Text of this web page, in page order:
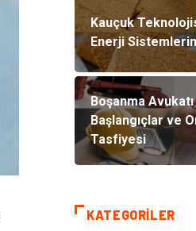
Kauçuk
Enerji
Boşanma
Başlangıçlar ve
Tasfiyesi
KATEGORILER